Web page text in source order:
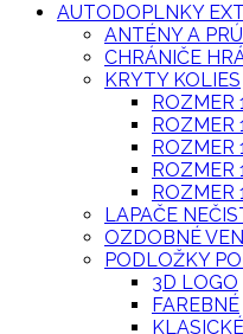
AUTODOPLNKY
ANTÉNY A
CHRÁNIČE
KRYTY KOLIES
ROZMER
ROZMER
ROZMER
ROZMER
ROZMER
LAPAČE
OZDOBNÉ
PODLOŽKY
3D LOGO
FAREBNÉ
KLASICKÉ